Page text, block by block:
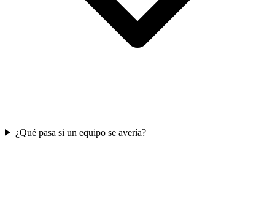
¿Qué pasa si un equipo se avería?